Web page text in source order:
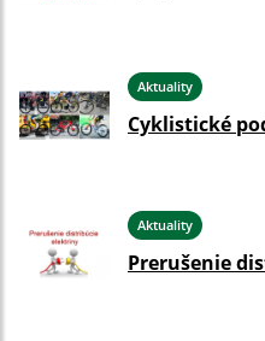
Aktuality
Cyklistické
Aktuality
Prerušenie